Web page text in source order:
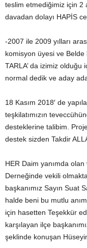
teslim etmediğimiz için 2
davadan dolayı HAPİS
-2007 ile 2009 yılları
komisyon üyesi ve
TARLA’ da izimiz olduğu
normal dedik ve aday
18 Kasım 2018′ de
teşkilatımızın
desteklerine talibim.
destek sizden Takdir
HER Daim yanımda
Derneğinde vekili
başkanımız Sayın Suat
halde beni bu mutlu
için hasetten Teşekkür
karşılayan ilçe
şeklinde konuşan